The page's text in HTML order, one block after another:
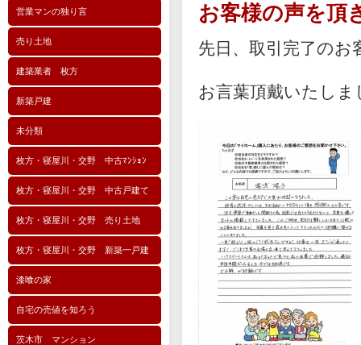
営業マンの独り言
売り土地
建築業者 枚方
新築戸建
未分類
枚方・寝屋川・交野 中古ﾏﾝｼｮﾝ
枚方・寝屋川・交野 中古戸建て
枚方・寝屋川・交野 売り土地
枚方・寝屋川・交野 新築一戸建
漆喰の家
自宅の売値を知ろう
茨木市 マンション
お客様の声を頂
先日、取引完了のお
お言葉頂戴いたし